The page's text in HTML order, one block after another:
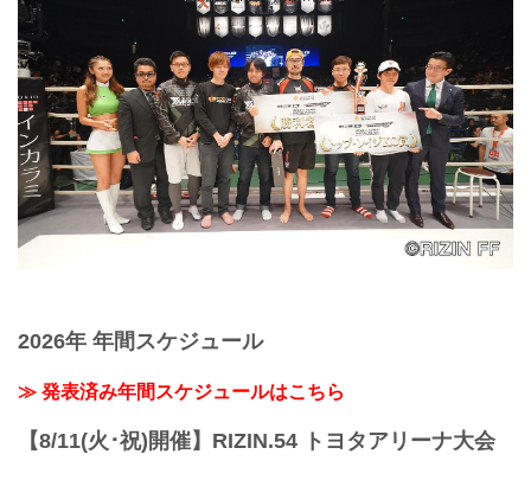
2026年 年間スケジュール
≫ 発表済み年間スケジュールはこちら
【8/11(火･祝)開催】RIZIN.54 トヨタアリーナ大会